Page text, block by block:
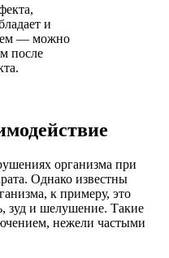
и
— можно
после
организма при
Однако известны
к примеру, это
зуд и шелушение. Такие
нежели частыми